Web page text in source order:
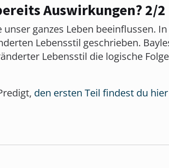
Auswirkungen? 2/2
ganzes Leben beeinflussen.
Lebensstil geschrieben.
Lebensstil die logische
den ersten Teil findest du